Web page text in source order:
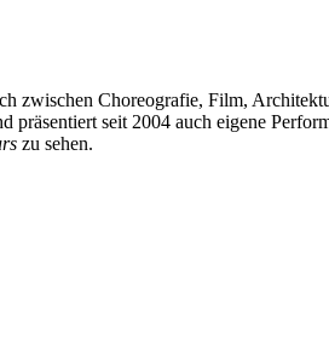
zwischen Choreografie, Film,
seit 2004 auch eigene
zu sehen.